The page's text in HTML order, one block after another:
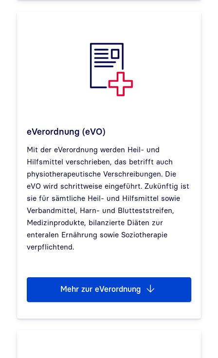
eVerordnung (eVO)
Mit der eVerordnung werden Heil- und
Hilfsmittel verschrieben, das betrifft auch
physiotherapeutische Verschreibungen. Die
eVO wird schrittweise eingeführt. Zukünftig ist
sie für sämtliche Heil- und Hilfsmittel sowie
Verbandmittel, Harn- und Blutteststreifen,
Medizinprodukte, bilanzierte Diäten zur
enteralen Ernährung sowie Soziotherapie
verpflichtend.
Mehr zur eVerordnung